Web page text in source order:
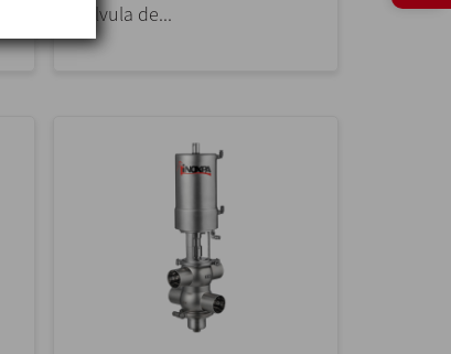
válvula de...